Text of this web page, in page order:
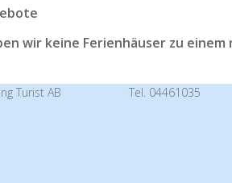
wir keine Ferienhäuser zu
Turist AB Tel. 04461035